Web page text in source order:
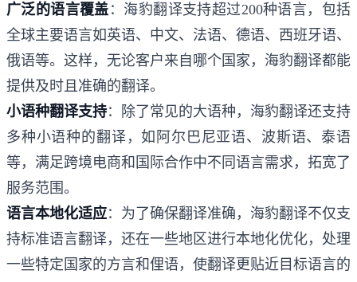
广泛的语言覆盖 ：海豹翻译支持超过200种语言，包括
全球主要语言如英语、中文、法语、德语、西班牙语、
俄语等。这样，无论客户来自哪个国家，海豹翻译都能
提供及时且准确的翻译。
小语种翻译支持：除了常见的大语种，海豹翻译还支持
多种小语种的翻译，如阿尔巴尼亚语、波斯语、泰语
等，满足跨境电商和国际合作中不同语言需求，拓宽了
服务范围。
语言本地化适应：为了确保翻译准确，海豹翻译不仅支
持标准语言翻译，还在一些地区进行本地化优化，处理
一些特定国家的方言和俚语，使翻译更贴近目标语言的